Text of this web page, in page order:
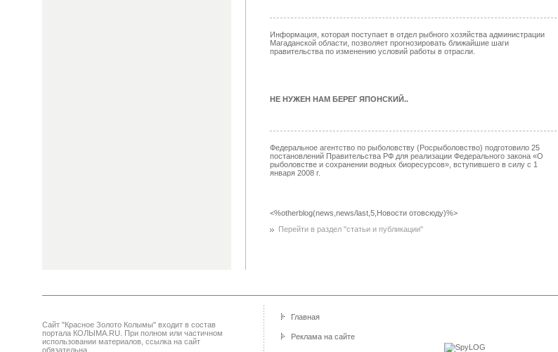
Информация, которая поступает в отдел рыбного хозяйства администрации
Магаданской области, позволяет прогнозировать ближайшие шаги
правительства по изменению условий работы в отрасли.
НЕ НУЖЕН НАМ БЕРЕГ ЯПОНСКИЙ..
Федеральное агентство по рыболовству (Росрыболовство) подготовило 25
постановлений Правительства РФ для реализации Федерального закона «О
рыболовстве и сохранении водных биоресурсов», вступившего в силу с 1
января 2008 г.
<%otherblog(news,news/last,5,Новости отовсюду)%>
Перейти в раздел "статьи и публикации"
Сайт "Красное Золото Колымы" входит в состав
портала КОЛЫМА.RU. При полном или частичном
использовании материалов, ссылка на сайт
обязательна.
Главная
Реклама на сайте